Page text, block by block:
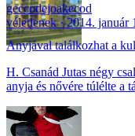
geccodejoakecod
véletlenek
2014. január
Anyjával találkozhat a
H. Csanád Jutas négy
anyja és nővére túlélte a